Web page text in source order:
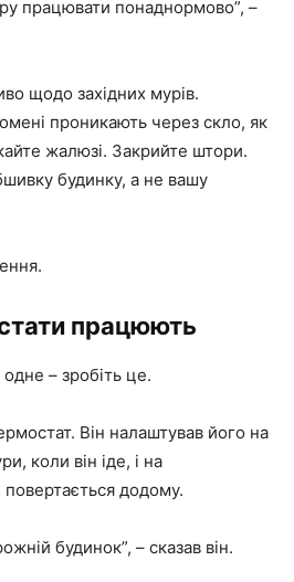
працювати понаднормово”, –
щодо західних мурів.
проникають через скло, як
жалюзі. Закрийте штори.
будинку, а не вашу
працюють
– зробіть це.
Він налаштував його на
коли він іде, і на
додому.
будинок”, – сказав він.